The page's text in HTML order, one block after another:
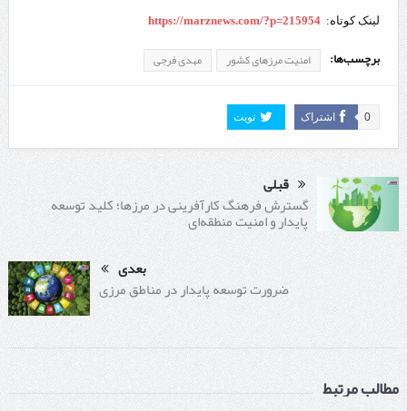
لینک کوتاه: https://marznews.com/?p=215954
برچسب‌ها: امنیت مرزهای کشور مهدی فرجی
اشتراک 0 تویت
قبلی
گسترش فرهنگ کارآفرینی در مرزها؛ کلید توسعه
پایدار و امنیت منطقه‌ای
بعدی
ضرورت توسعه پایدار در مناطق مرزی
مطالب مرتبط